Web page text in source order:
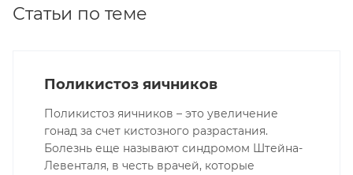
Статьи по теме
Поликистоз яичников
Поликистоз яичников – это увеличение
гонад за счет кистозного разрастания.
Болезнь еще называют синдромом Штейна-
Левенталя, в честь врачей, которые